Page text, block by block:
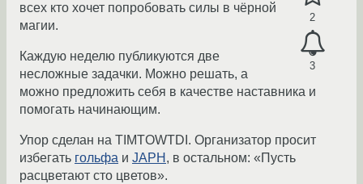
2
3
всех кто хочет попробовать силы в чёрной
магии.
Каждую неделю публикуются две
несложные задачки. Можно решать, а
можно предложить себя в качестве наставника и
помогать начинающим.
Упор сделан на TIMTOWTDI. Организатор просит
избегать гольфа и JAPH , в остальном: «Пусть
расцветают сто цветов».